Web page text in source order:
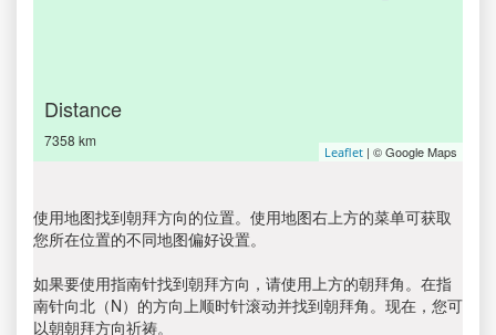
Distance
7358 km
Leaflet | © Google Maps
使用地图找到朝拜方向的位置。使用地图右上方的菜单可获取
您所在位置的不同地图偏好设置。
如果要使用指南针找到朝拜方向，请使用上方的朝拜角。在指
南针向北（N）的方向上顺时针滚动并找到朝拜角。现在，您可
以朝朝拜方向祈祷。